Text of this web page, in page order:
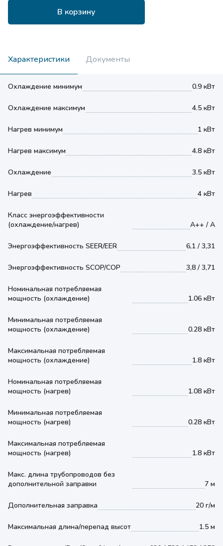
В корзину
Характеристики Документы
Охлаждение минимум 0.9 кВт
Охлаждение максимум 4.5 кВт
Нагрев минимум 1 кВт
Нагрев максимум 4.8 кВт
Охлаждение 3.5 кВт
Нагрев 4 кВт
Класс энергоэффективности
(охлаждение/нагрев)
A++ / A
Энергоэффективность SEER/EER 6,1 / 3,31
Энергоэффективность SCOP/COP 3,8 / 3,71
Номинальная потребляемая
мощность (охлаждение)
1.06 кВт
Минимальная потребляемая
мощность (охлаждение)
0.28 кВт
Максимальная потребляемая
мощность (охлаждение)
1.8 кВт
Номинальная потребляемая
мощность (нагрев)
1.08 кВт
Минимальная потребляемая
мощность (нагрев)
0.28 кВт
Максимальная потребляемая
мощность (нагрев)
1.8 кВт
Макс. длина трубопроводов без
дополнительной заправки
7 м
Дополнительная заправка 20 г/м
Максимальная длина/перепад высот 1.5 м